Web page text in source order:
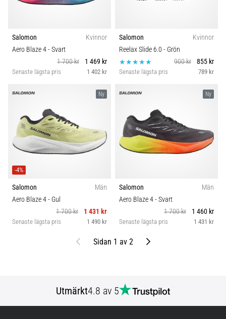
Salomon
Kvinnor
Aero Blaze 4- Svart
1 700 kr
1 469 kr
Senaste lägsta pris 1 402 kr
Salomon
Kvinnor
Reelax Slide 6.0 - Grön
900 kr
855 kr
Senaste lägsta pris 789 kr
Ny
-4%
Salomon
Män
Aero Blaze 4- Gul
1 700 kr
1 431 kr
Senaste lägsta pris 1 490 kr
Ny
Salomon
Män
Aero Blaze 4- Svart
1 700 kr
1 460 kr
Senaste lägsta pris 1 431 kr
Föregående
Sidan 1 av 2 Nästa
Utmärkt4.8 av 5